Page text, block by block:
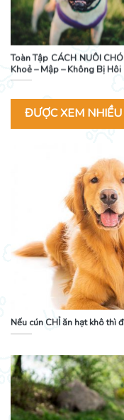
Toàn Tập CÁCH NUÔI
Khoẻ – Mập – Không Bị Hôi
ĐƯỢC XEM NHIỀU
Nếu cún CHỈ ăn hạt khô thì